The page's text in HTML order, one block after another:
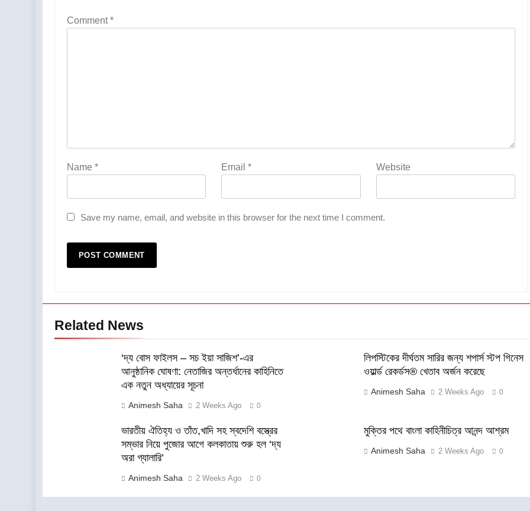
Comment*
Name * Email* Website
Save my name, email, and website in this browser for the next time I comment.
Related News
‘দ্য বোস ফাইলস – সচ ইয়া সাজিশ’-এর
আনুষ্ঠানিক ঘোষণা: নেতাজির অন্তর্ধানের কাহিনিতে
এক নতুন অধ্যায়ের সূচনা
Animesh Saha 2 Weeks Ago 0
লিপস্টিকের দীর্ঘতম সারির জন্য শপার্স স্টপ গিনেস
ওয়ার্ল্ড রেকর্ডস® খেতাব অর্জন করেছে
Animesh Saha 2 Weeks Ago 0
ভারতীয় ঐতিহ্য ও তাঁত,খাদি সহ স্বদেশি বস্ত্রের
সম্ভার নিয়ে পুজোর আগে কলকাতায় শুরু হল ‘দ্য
অরা গ্যালারি’
Animesh Saha 2 Weeks Ago 0
মুক্তির পথে বাংলা কাহিনীচিত্র আনন্দ আশ্রম
Animesh Saha 2 Weeks Ago 0